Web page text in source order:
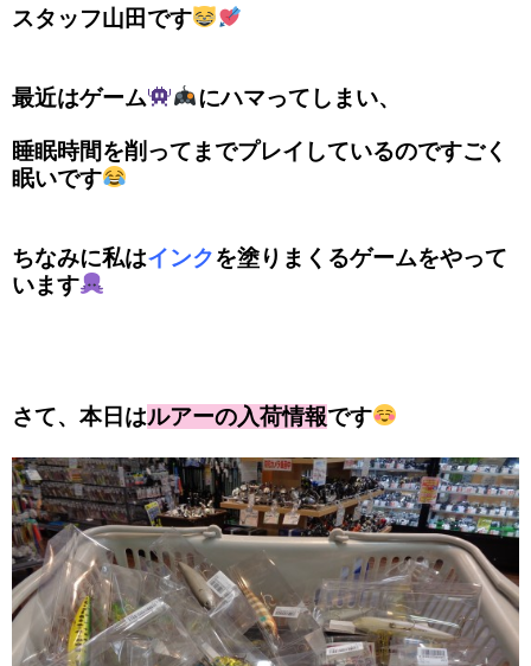
スタッフ山田です
最近はゲーム にハマってしまい、
睡眠時間を削ってまでプレイしているのですごく
眠いです
ちなみに私はインクを塗りまくるゲームをやって
います
さて、本日はルアーの入荷情報です